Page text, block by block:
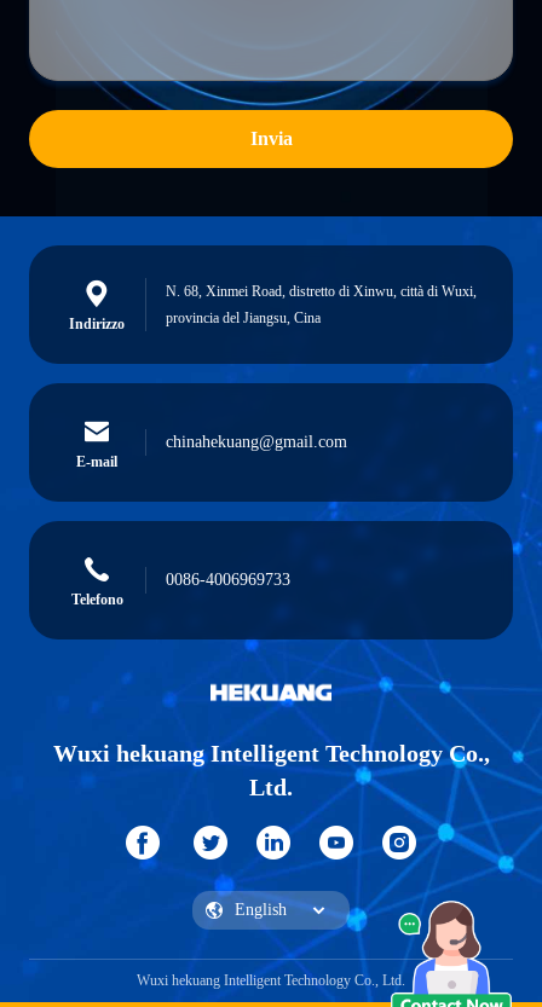
Invia
Indirizzo
N. 68, Xinmei Road, distretto di Xinwu, città di Wuxi,
provincia del Jiangsu, Cina
E-mail
chinahekuang@gmail.com
Telefono
0086-4006969733
Wuxi hekuang Intelligent Technology Co.,
Ltd.
Wuxi hekuang Intelligent Technology Co., Ltd.